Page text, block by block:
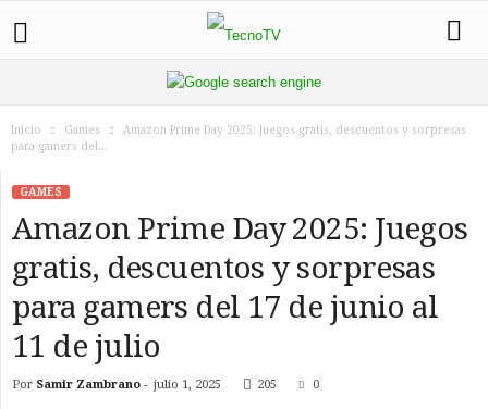
Inicio Games
Amazon Prime Day 2025: Juegos gratis, descuentos y sorpresas
para gamers del...
GAMES
Amazon Prime Day 2025: Juegos
gratis, descuentos y sorpresas
para gamers del 17 de junio al
11 de julio
Por Samir Zambrano - julio 1, 2025 205 0